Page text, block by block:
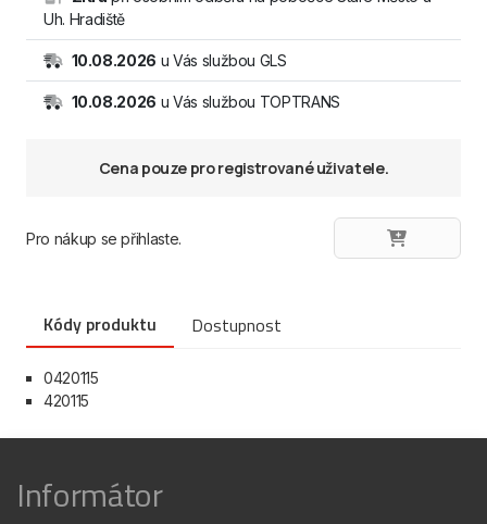
Uh. Hradiště
10.08.2026 u Vás službou GLS
10.08.2026 u Vás službou TOPTRANS
Cena pouze pro registrované uživatele.
Pro nákup se přihlaste.
Kódy produktu Dostupnost
0420115
420115
Informátor